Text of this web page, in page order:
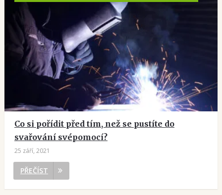
Co si pořídit před tím, než se pustíte do
svařování svépomocí?
25 září, 2021
PŘEČÍST